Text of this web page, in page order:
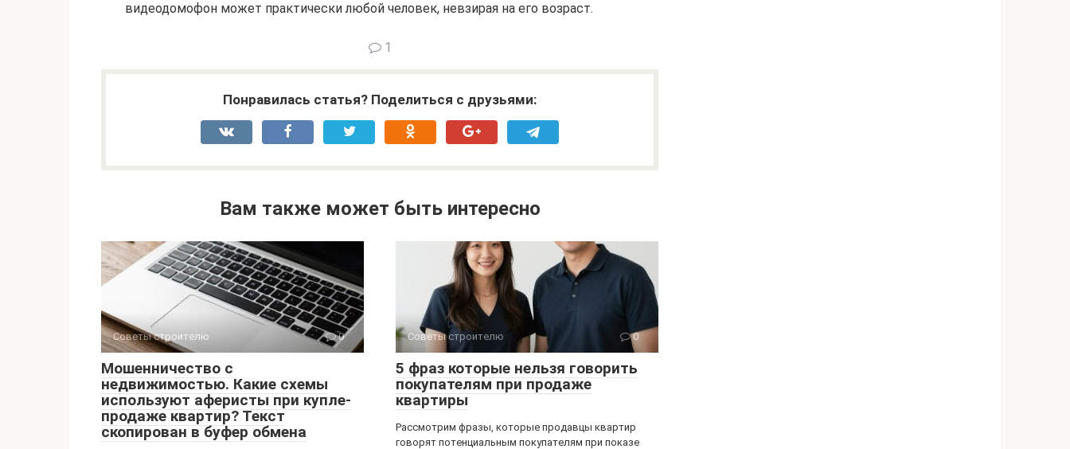
видеодомофон может практически любой человек, невзирая на его возраст.
1
Понравилась статья? Поделиться с друзьями:
Вам также может быть интересно
Советы строителю 0
Мошенничество с
недвижимостью. Какие схемы
используют аферисты при купле-
продаже квартир? Текст
скопирован в буфер обмена
Советы строителю 0
5 фраз которые нельзя говорить
покупателям при продаже
квартиры
Рассмотрим фразы, которые продавцы квартир
говорят потенциальным покупателям при показе